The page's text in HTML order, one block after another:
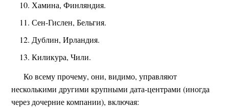
Хамина, Финляндия.
Сен-Гислен, Бельгия.
Дублин, Ирландия.
Киликура, Чили.
Ко всему прочему, они, видимо, управляют
несколькими другими крупными дата-центрами (иногда
через дочерние компании), включая: